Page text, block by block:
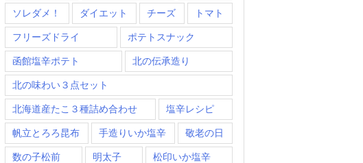
ソレダメ！ ダイエット チーズ トマト
フリーズドライ ポテトスナック
函館塩辛ポテト 北の伝承造り
北の味わい３点セット
北海道産たこ３種詰め合わせ 塩辛レシピ
帆立とろろ昆布 手造りいか塩辛 敬老の日
数の子松前 明太子 松印いか塩辛